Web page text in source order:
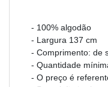
- 100% algodão
- Largura 137 cm
- Comprimento: de
- Quantidade
- O preço é